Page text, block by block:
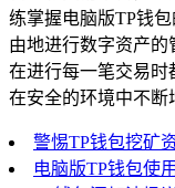
练掌握电脑版TP钱
由地进行数字资产的
在进行每一笔交易时
在安全的环境中不断
警惕TP钱包挖矿
电脑版TP钱包使